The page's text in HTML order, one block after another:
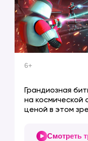
6+
Грандиозная
на
ценой в этом
Смотреть
политики конфиденциальности
Я даюсогласие на рекламную
Получить